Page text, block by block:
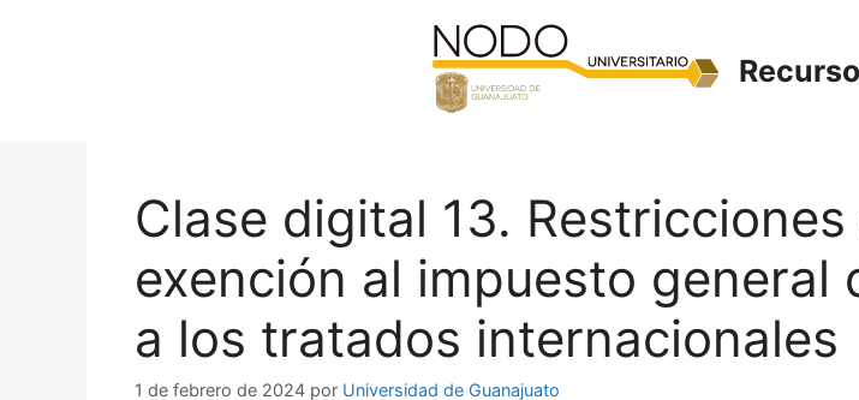
Clase digital 13.
exención al impuesto
a los tratados internacionales
1 de febrero de 2024 por Universidad de Guanajuato